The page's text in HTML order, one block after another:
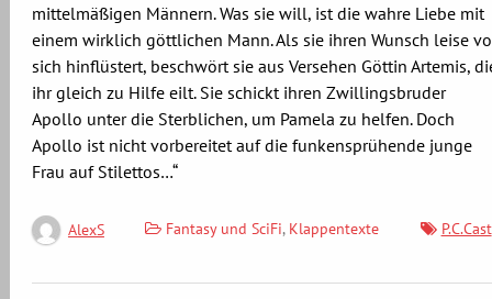
mittelmäßigen Männern. Was sie will, ist die wahre Liebe mit
einem wirklich göttlichen Mann. Als sie ihren Wunsch leise
sich hinflüstert, beschwört sie aus Versehen Göttin Artemis,
ihr gleich zu Hilfe eilt. Sie schickt ihren Zwillingsbruder
Apollo unter die Sterblichen, um Pamela zu helfen. Doch
Apollo ist nicht vorbereitet auf die funkensprühende junge
Frau auf Stilettos…“
AlexS Fantasy und SciFi, Klappentexte P.C.Cast